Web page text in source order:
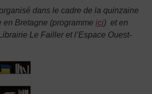
dans le cadre de la quinzaine
Bretagne (programme ici) et en
Le Failler et l’Espace Ouest-